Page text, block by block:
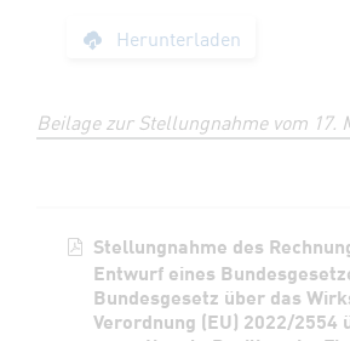
Herunterladen
Beilage zur Stellungnahme vom 17.
Stellungnahme des
Entwurf eines
Bundesgesetz über das
Verordnung (EU) 2022/2554